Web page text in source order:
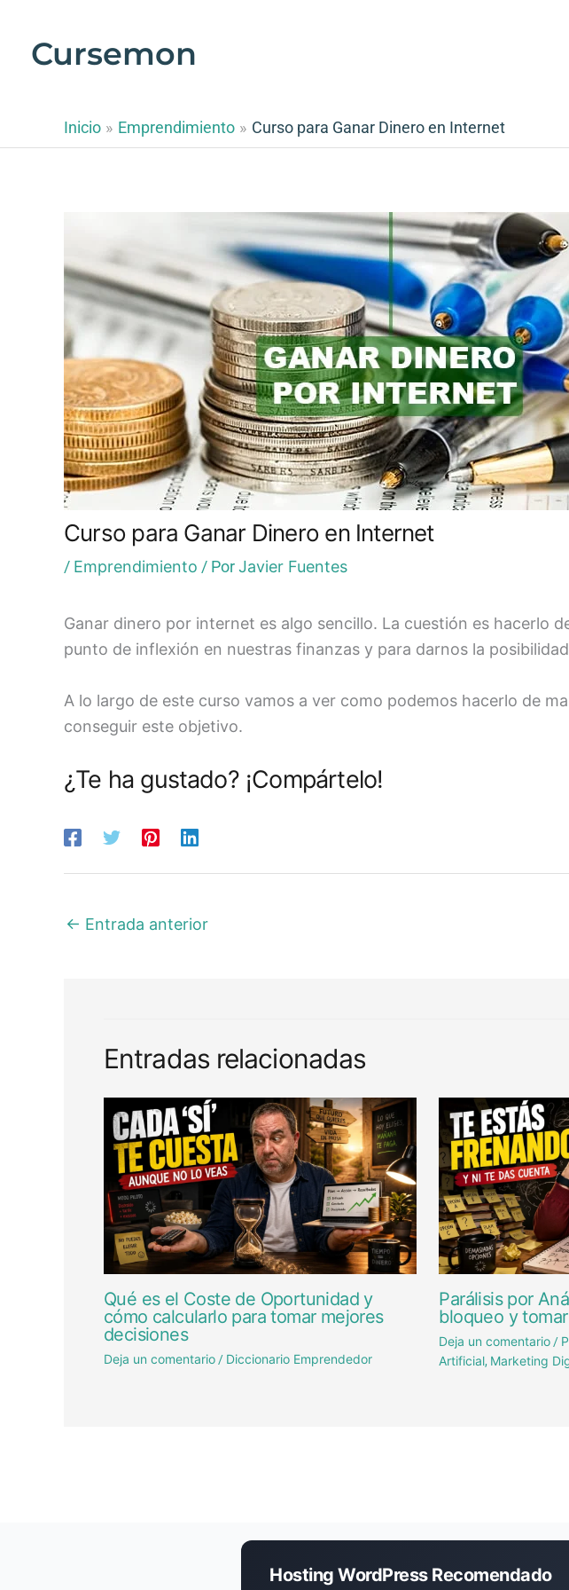
contenido
Cursemon
Inicio Emprendimiento Curso para Ganar Dinero en Internet
Curso para Ganar Dinero en Internet
/ Emprendimiento / PorJavier Fuentes
Ganar dinero por internet es algo sencillo. La cuestión es hacerlo
punto de inflexión en nuestras finanzas y para darnos la
A lo largo de este curso vamos a ver como podemos hacerlo de
conseguir este objetivo.
¿Te ha gustado? ¡Compártelo!
← Entrada anterior
Entradas relacionadas
Qué es el Coste de Oportunidad y
cómo calcularlo para tomar mejores
decisiones
Deja un comentario / Diccionario Emprendedor
Parálisis por
bloqueo y
Deja un comentario /
Artificial, Marketing
Hosting WordPress Recomendado